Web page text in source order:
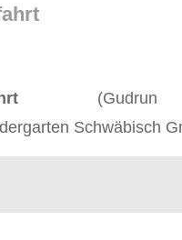
Schwäbisch